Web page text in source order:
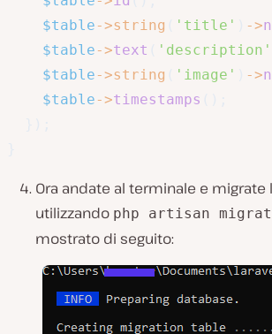
$table->string 'title' ->
$table->text 'description'
$table->string 'image' ->
$table->timestamps
Ora andate al terminale e
utilizzando php artisan
mostrato di seguito: